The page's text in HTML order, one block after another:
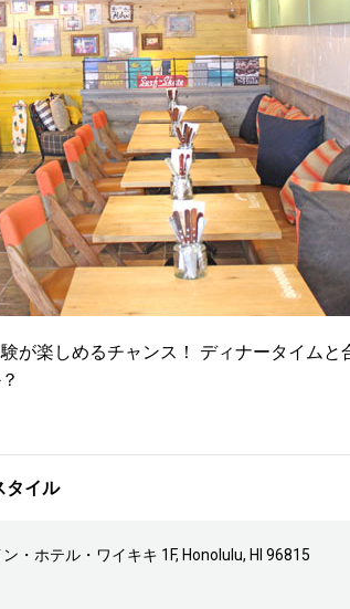
が楽しめるチャンス！ ディナータイムと
タイル
・ホテル・ワイキキ 1F, Honolulu, HI 96815